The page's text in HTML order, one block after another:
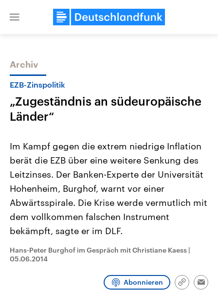
Close
Themen
USA
Aktuelle Beiträge, Analysen und
Hintergründe
Wirtschaftlich und militärisch
gehören die Vereinigten Staaten zu
den mächtigsten Ländern der Erde,
mit großem Einfluss auf das
Nahostkonflikt
Aktuelle Lage und
Der Überfall der
Terrororganisation Hamas
Oktober 2023 auf Israel
Region wieder die Gewalt
Israel möchte die Hamas
Sendungen Programm Podcasts
Archiv
EZB-Zinspolitik
„Zugeständnis an südeuropäische
Länder“
Im Kampf gegen die extrem niedrige Inflation
berät die EZB über eine weitere Senkung des
Leitzinses. Der Banken-Experte der Universität
Hohenheim, Burghof, warnt vor einer
Abwärtsspirale. Die Krise werde vermutlich mit
dem vollkommen falschen Instrument
bekämpft, sagte er im DLF.
Hans-Peter Burghof im Gespräch mit Christiane Kaess |
05.06.2014
Abonnieren
Link